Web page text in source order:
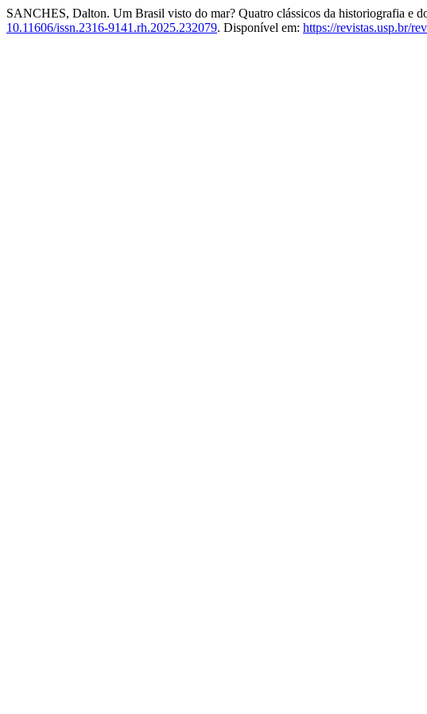
SANCHES, Dalton. Um Brasil visto do mar? Quatro clássicos da historiografia e
10.11606/issn.2316-9141.rh.2025.232079. Disponível em: https://revistas.usp.br/